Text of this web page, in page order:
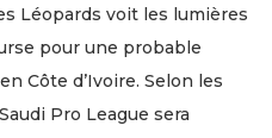
Léopards voit les lumières
pour une probable
Côte d’Ivoire. Selon les
Pro League sera